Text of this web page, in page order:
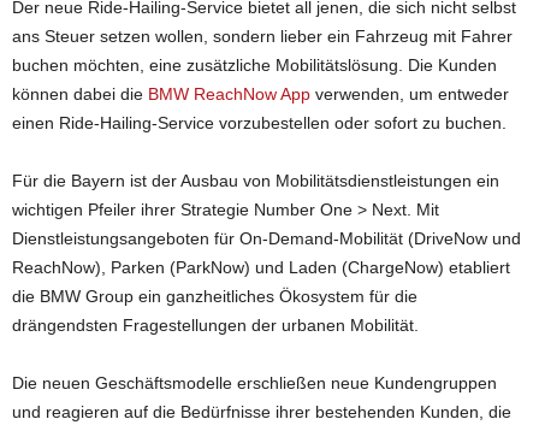
Der neue Ride-Hailing-Service bietet all jenen, die sich nicht selbst
ans Steuer setzen wollen, sondern lieber ein Fahrzeug mit Fahrer
buchen möchten, eine zusätzliche Mobilitätslösung. Die Kunden
können dabei die BMW ReachNow App verwenden, um entweder
einen Ride-Hailing-Service vorzubestellen oder sofort zu buchen.
Für die Bayern ist der Ausbau von Mobilitätsdienstleistungen ein
wichtigen Pfeiler ihrer Strategie Number One > Next. Mit
Dienstleistungsangeboten für On-Demand-Mobilität (DriveNow und
ReachNow), Parken (ParkNow) und Laden (ChargeNow) etabliert
die BMW Group ein ganzheitliches Ökosystem für die
drängendsten Fragestellungen der urbanen Mobilität.
Die neuen Geschäftsmodelle erschließen neue Kundengruppen
und reagieren auf die Bedürfnisse ihrer bestehenden Kunden, die